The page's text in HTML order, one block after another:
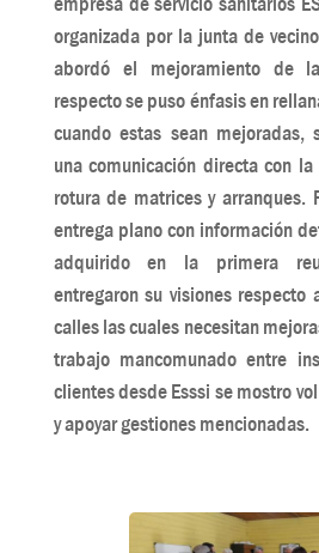
organizada por la junta de
abordó el mejoramiento de
respecto se puso énfasis en
cuando estas sean mejoradas,
una comunicación directa con
rotura de matrices y arranques.
entrega plano con información
adquirido en la primera
entregaron su visiones
calles las cuales necesitan
trabajo mancomunado entre
clientes desde Esssi se mostro
y apoyar gestiones mencionadas.